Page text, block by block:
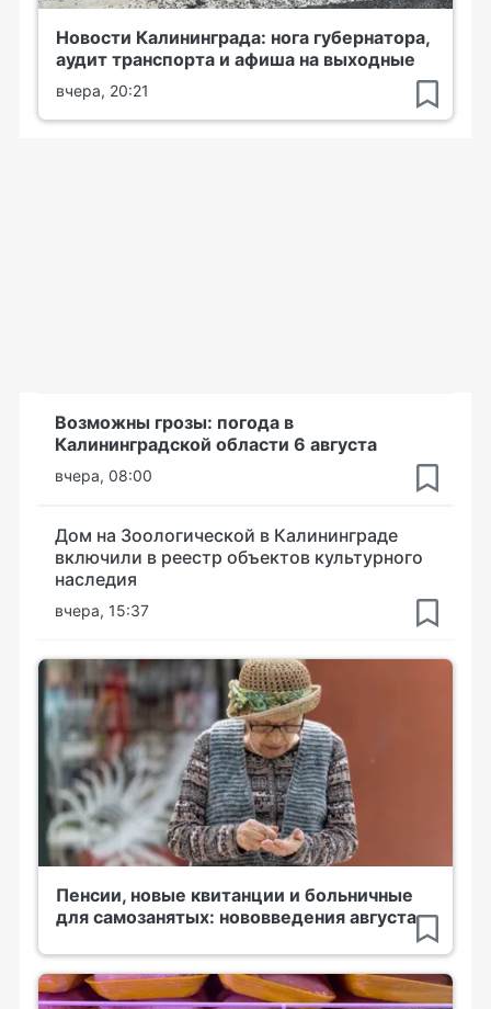
Новости Калининграда: нога губернатора,
аудит транспорта и афиша на выходные
вчера, 20:21
Возможны грозы: погода в
Калининградской области 6 августа
вчера, 08:00
Дом на Зоологической в Калининграде
включили в реестр объектов культурного
наследия
вчера, 15:37
Пенсии, новые квитанции и больничные
для самозанятых: нововведения августа